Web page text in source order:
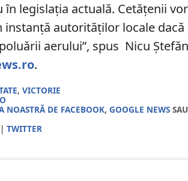
legislația actuală. Cetățenii
instanță autorităților locale dacă
aerului”, spus Nicu
.
,VICTORIE
NOASTRĂ DE FACEBOOK,GOOGLE NEWS SAU
|TWITTER